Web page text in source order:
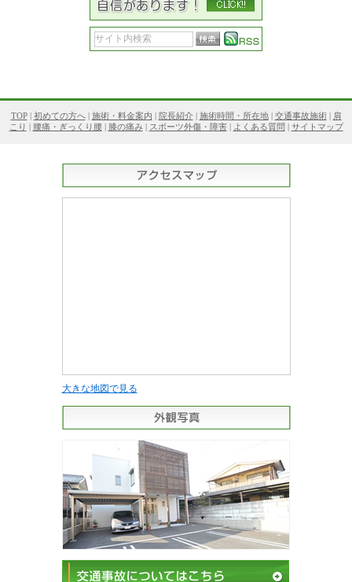
TOP| 初めての方へ| 施術・料金案内 | 院長紹介| 施術時間・所在地| 交通事故施術| 肩
こり | 腰痛・ぎっくり腰| 膝の痛み| スポーツ外傷・障害| よくある質問 | サイトマップ
大きな地図で見る